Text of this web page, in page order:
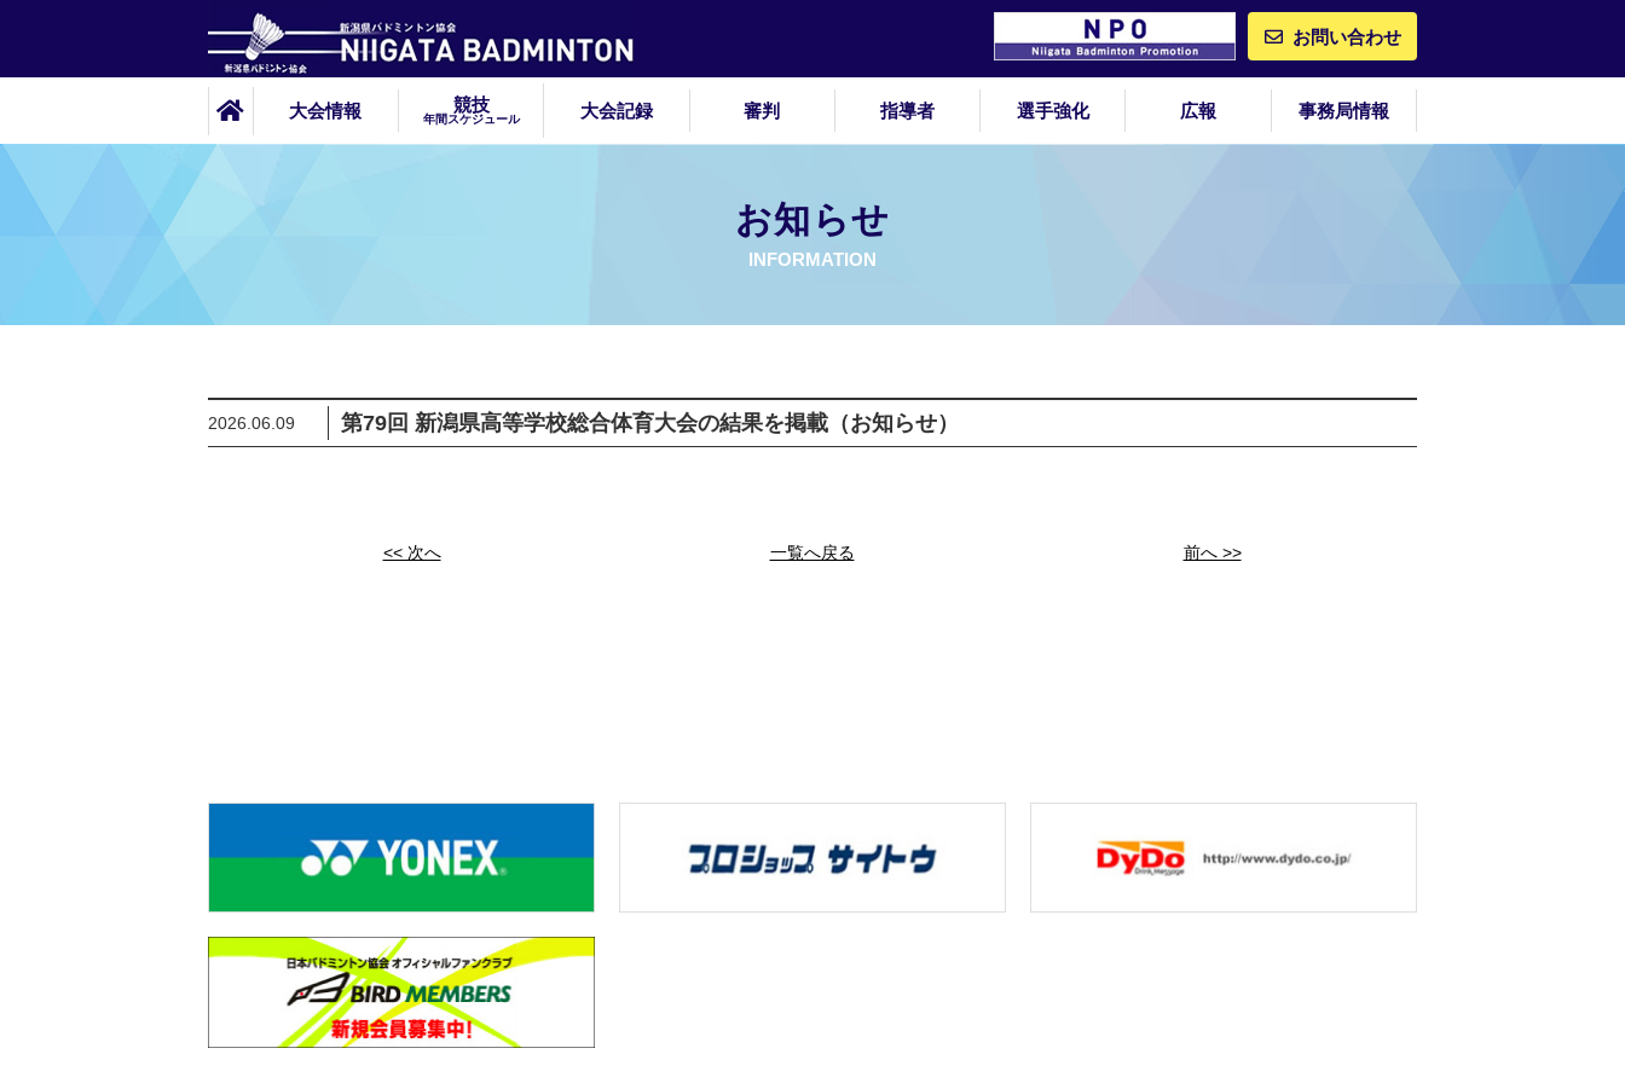
お問い合わせ
大会情報 競技
年間スケジュール 大会記録 審判 指導者 選手強化 広報 事務局情報
お知らせ
INFORMATION
2026.06.09 第79回 新潟県高等学校総合体育大会の結果を掲載（お知らせ）
<< 次へ 一覧へ戻る 前へ >>